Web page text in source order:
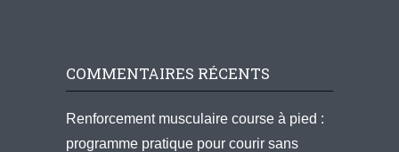
COMMENTAIRES RÉCENTS
Renforcement musculaire course à pied :
programme pratique pour courir sans